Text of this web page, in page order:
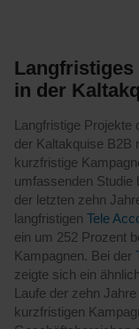
Langfristiges
in der
Langfristige Projekte
der Kaltakquise B2B
kurzfristige
umfassenden Studie
der letzten zehn
langfristigen Tele
ein um 252 Prozent
Kampagnen. Bei der
zeigte sich ein
Laufe der zehn
kurzfristigen